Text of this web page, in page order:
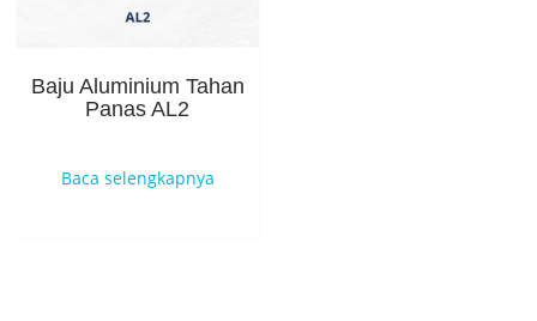
Baju Aluminium Tahan
Panas AL2
Baca selengkapnya